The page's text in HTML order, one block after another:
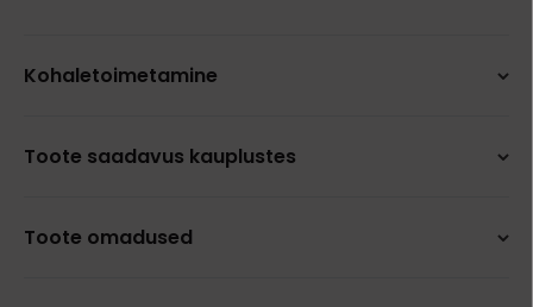
Kohaletoimetamine
Toote saadavus kauplustes
Toote omadused